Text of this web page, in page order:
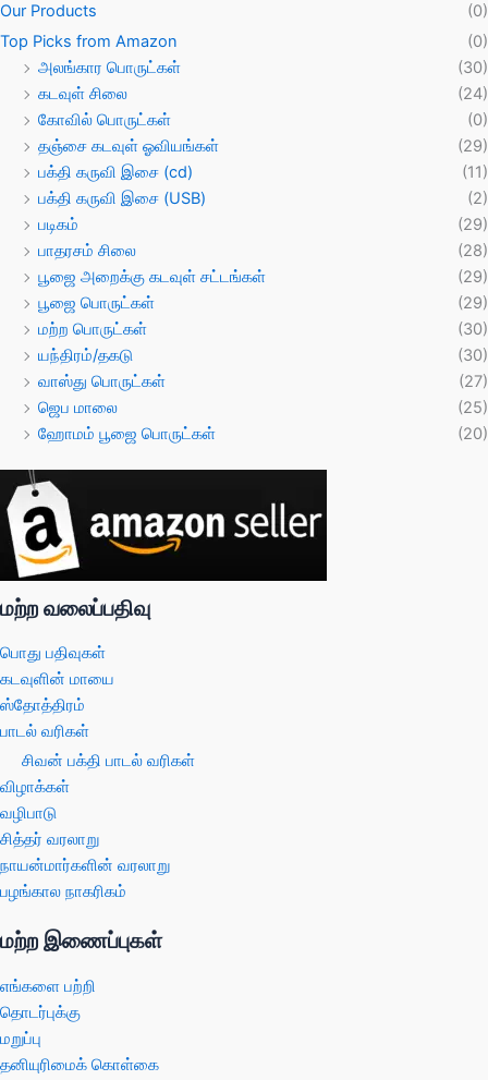
Our Products
(0)
Top Picks from Amazon
(0)
அலங்கார பொருட்கள்
(30)
கடவுள் சிலை
(24)
கோவில் பொருட்கள்
(0)
தஞ்சை கடவுள் ஓவியங்கள்
(29)
பக்தி கருவி இசை (cd)
(11)
பக்தி கருவி இசை (USB)
(2)
படிகம்
(29)
பாதரசம் சிலை
(28)
பூஜை அறைக்கு கடவுள் சட்டங்கள்
(29)
பூஜை பொருட்கள்
(29)
மற்ற பொருட்கள்
(30)
யந்திரம்/தகடு
(30)
வாஸ்து பொருட்கள்
(27)
ஜெப மாலை
(25)
ஹோமம் பூஜை பொருட்கள்
(20)
மற்ற வலைப்பதிவு
பொது பதிவுகள்
கடவுளின் மாயை
ஸ்தோத்திரம்
பாடல் வரிகள்
சிவன் பக்தி பாடல் வரிகள்
விழாக்கள்
வழிபாடு
சித்தர் வரலாறு
நாயன்மார்களின் வரலாறு
பழங்கால நாகரிகம்
மற்ற இணைப்புகள்
எங்களை பற்றி
தொடர்புக்கு
மறுப்பு
தனியுரிமைக் கொள்கை